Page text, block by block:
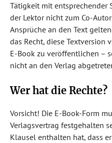
Tätigkeit mit entsprechender
der Lektor nicht zum Co-
Ansprüche an den Text
das Recht, diese Textversion
E-Book zu veröffentlichen –
nicht an den Verlag
Wer hat die Rechte?
Vorsicht! Die E-Book-Form
Verlagsvertrag festgehalten
Klausel enthalten hat, dass